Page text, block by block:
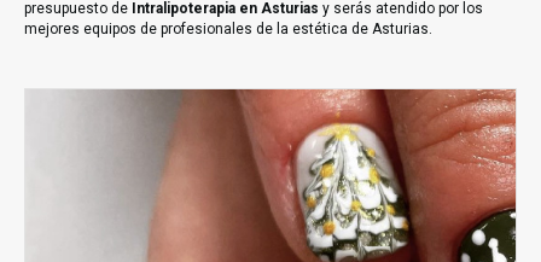
presupuesto de Intralipoterapia en Asturias y serás atendido por los
mejores equipos de profesionales de la estética de Asturias.